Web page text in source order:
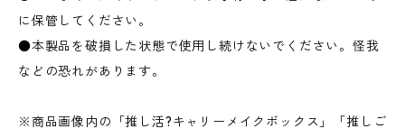
に保管してください。
●本製品を破損した状態で使用し続けないでください。怪我
などの恐れがあります。
※商品画像内の「推し活?キャリーメイクボックス」「推しご